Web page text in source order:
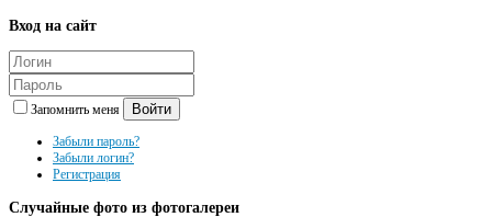
Вход на сайт
Запомнить меня Войти
Забыли пароль?
Забыли логин?
Регистрация
Случайные фото из фотогалереи